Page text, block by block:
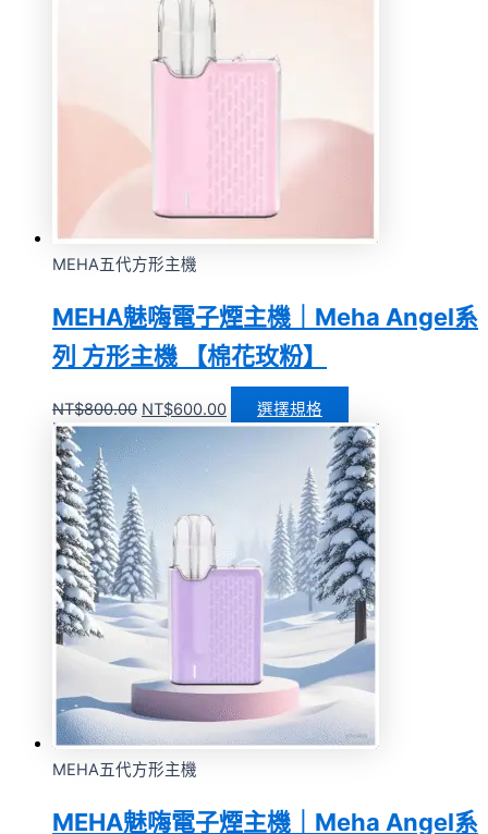
MEHA五代方形主機
MEHA魅嗨電子煙主機｜Meha Angel系
列 方形主機 【棉花玫粉】
NT$800.00 NT$600.00 選擇規格
MEHA五代方形主機
MEHA魅嗨電子煙主機｜Meha Angel系